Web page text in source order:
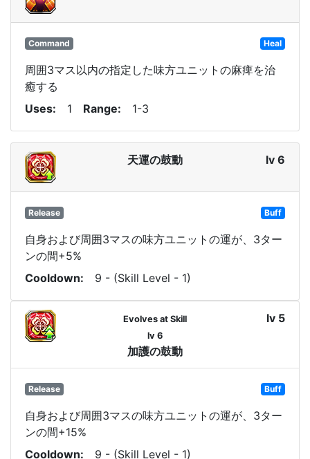
Command Heal
周囲3マス以内の指定した味方ユニットの麻痺を治
癒する
Uses
1 Range 1-3
天運の鼓動 lv 6
Release Buff
自身および周囲3マスの味方ユニットの運が、3ター
ンの間+5%
Cooldown
9 - (Skill Level - 1)
Evolves at Skill
lv 6
加護の鼓動
lv 5
Release Buff
自身および周囲3マスの味方ユニットの運が、3ター
ンの間+15%
Cooldown
9 - (Skill Level - 1)